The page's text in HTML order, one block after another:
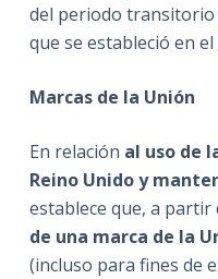
del periodo transitorio
que se estableció en el
Marcas de la Unión
En relación al uso de
Reino Unido y
establece que, a partir
de una marca de la
(incluso para fines de